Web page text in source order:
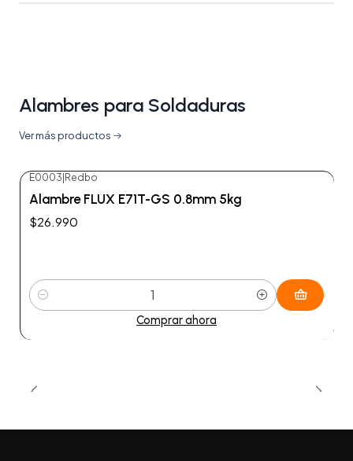
Alambres para Soldaduras
Ver más productos
E0003 Redbo
Alambre FLUX E71T-GS 0.8mm 5kg
$26.990
Cantidad
Comprar ahora